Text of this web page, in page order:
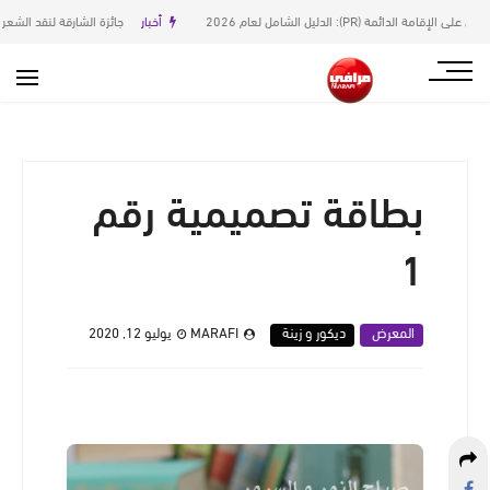
أخبار جائزة الشارقة لنقد الشعر العربي في دورتها
بطاقة تصميمية رقم
1
المعرض ديكور و زينة MARAFI يوليو 12, 2020